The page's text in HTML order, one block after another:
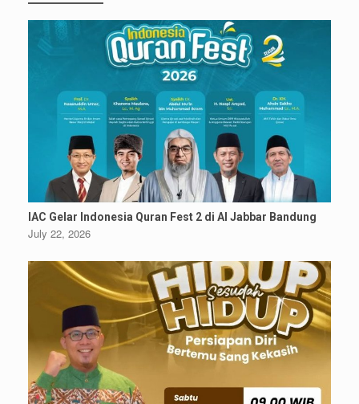
IAC Gelar Indonesia Quran Fest 2 di Al Jabbar Bandung
July 22, 2026